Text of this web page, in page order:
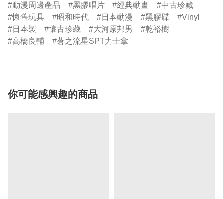
動漫周邊產品 黑膠唱片 經典動畫
中古珍藏
懷舊玩具
昭和時代 日本動漫 黑膠碟
Vinyl
日本製
懷古珍藏 大河原邦男
乾裕樹
高橋良輔
蒼之流星SPT力士拿
你可能感興趣的商品